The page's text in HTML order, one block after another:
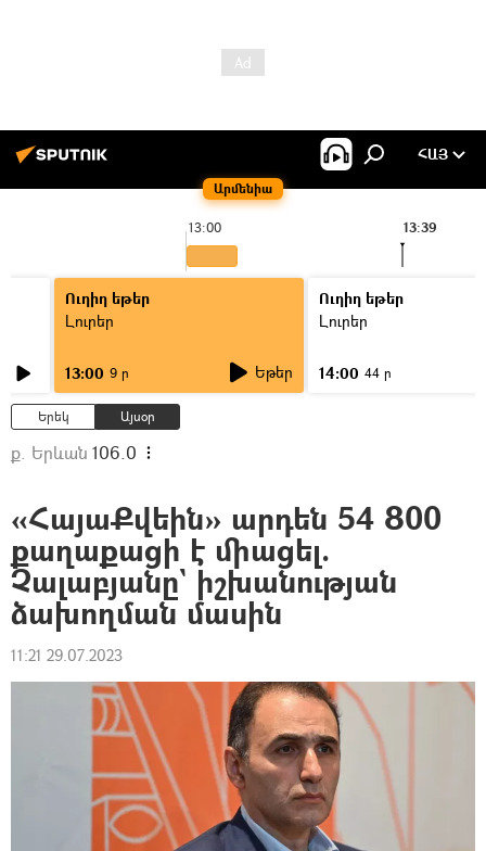
Արմենիա
ՀԱՅ
13:00 13:39
Ուղիղ եթեր
Լուրեր
13:00 9 ր Եթեր
Ուղիղ եթեր
Լուրեր
14:00 44 ր
Երեկ Այսօր
ք. Երևան 106.0
«ՀայաՔվեին» արդեն 54 800
քաղաքացի է միացել.
Չալաբյանը` իշխանության
ձախողման մասին
11:21 29.07.2023